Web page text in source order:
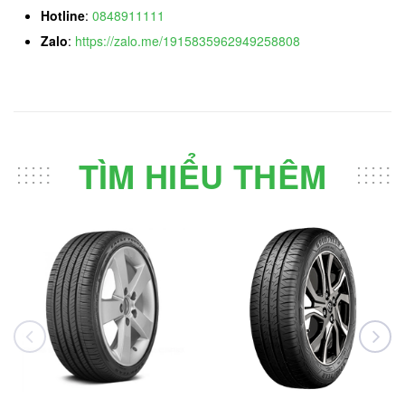
Hotline: 0848911111
Zalo: https://zalo.me/1915835962949258808
TÌM HIỂU THÊM